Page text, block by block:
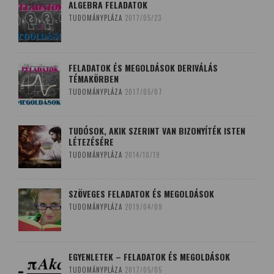
ALGEBRA FELADATOK
TUDOMÁNYPLÁZA 2017/05/23
FELADATOK ÉS MEGOLDÁSOK DERIVÁLÁS
TÉMAKÖRBEN
TUDOMÁNYPLÁZA 2017/05/07
TUDÓSOK, AKIK SZERINT VAN BIZONYÍTÉK ISTEN
LÉTEZÉSÉRE
TUDOMÁNYPLÁZA 2014/10/19
SZÖVEGES FELADATOK ÉS MEGOLDÁSOK
TUDOMÁNYPLÁZA 2019/04/09
EGYENLETEK – FELADATOK ÉS MEGOLDÁSOK
TUDOMÁNYPLÁZA 2017/05/05